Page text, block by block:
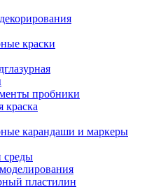
краски
пробники
краска
карандаши и маркеры
среды
пластилин